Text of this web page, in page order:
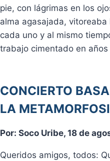
pie, con lágrimas en los
alma agasajada,
cada uno y al mismo
trabajo cimentado en
CONCIERTO
LA
Por: Soco Uribe, 18 de
Queridos amigos, todos: